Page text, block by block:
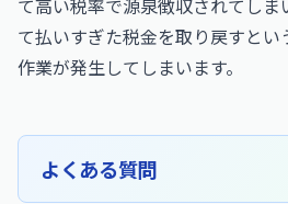
て高い税率で源泉徴収されてし
て払いすぎた税金を取り戻すと
作業が発生してしまいます。
よくある質問